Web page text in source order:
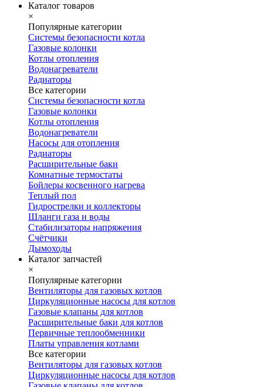
Каталог товаров
×
Популярные категории
Системы безопасности котла
Газовые колонки
Котлы отопления
Водонагреватели
Радиаторы
Все категории
Системы безопасности котла
Газовые колонки
Котлы отопления
Водонагреватели
Насосы для отопления
Радиаторы
Расширительные баки
Комнатные термостаты
Бойлеры косвенного нагрева
Теплый пол
Гидрострелки и коллекторы
Шланги газа и воды
Стабилизаторы напряжения
Счётчики
Дымоходы
Каталог запчастей
×
Популярные категории
Вентиляторы для газовых котлов
Циркуляционные насосы для котлов
Газовые клапаны для котлов
Расширительные баки для котлов
Первичные теплообменники
Платы управления котлами
Все категории
Вентиляторы для газовых котлов
Циркуляционные насосы для котлов